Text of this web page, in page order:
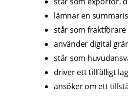
lämnar en
står som
använder digital
står som
driver ett tillfälligt
ansöker om ett